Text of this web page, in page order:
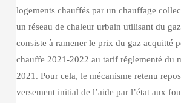
logements chauffés par un chauffage
un réseau de chaleur urbain utilisant du
consiste à ramener le prix du gaz acquitté
chauffe 2021-2022 au tarif réglementé du
2021. Pour cela, le mécanisme retenu
versement initial de l’aide par l’état aux